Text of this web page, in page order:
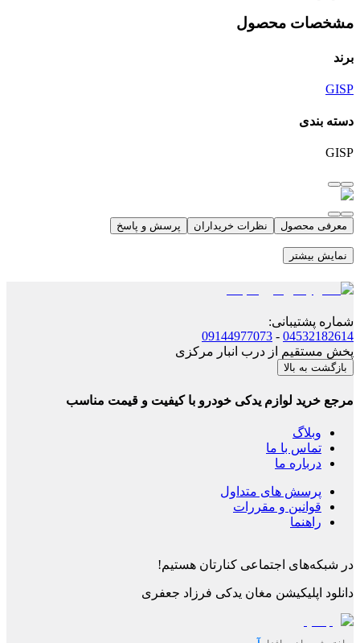
مشخصات محصول
برند
GISP
دسته بندی
GISP
معرفی محصول نظرات خریداران پرسش و پاسخ
نمایش بیشتر
شماره پشتیبانی:
04532182614
-
09144977073
پخش مستقیم از درب انبار مرکزی
بازگشت به بالا
مرجع خرید لوازم یدکی خودرو با کیفیت و قیمت مناسب
وبلاگ
تماس با ما
درباره ما
پرسش های متداول
قوانین و مقررات
راهنما
در شبکه‌های اجتماعی کنارتان هستیم!
دانلود اپلیکیشن مغان یدکی فرزاد جعفری